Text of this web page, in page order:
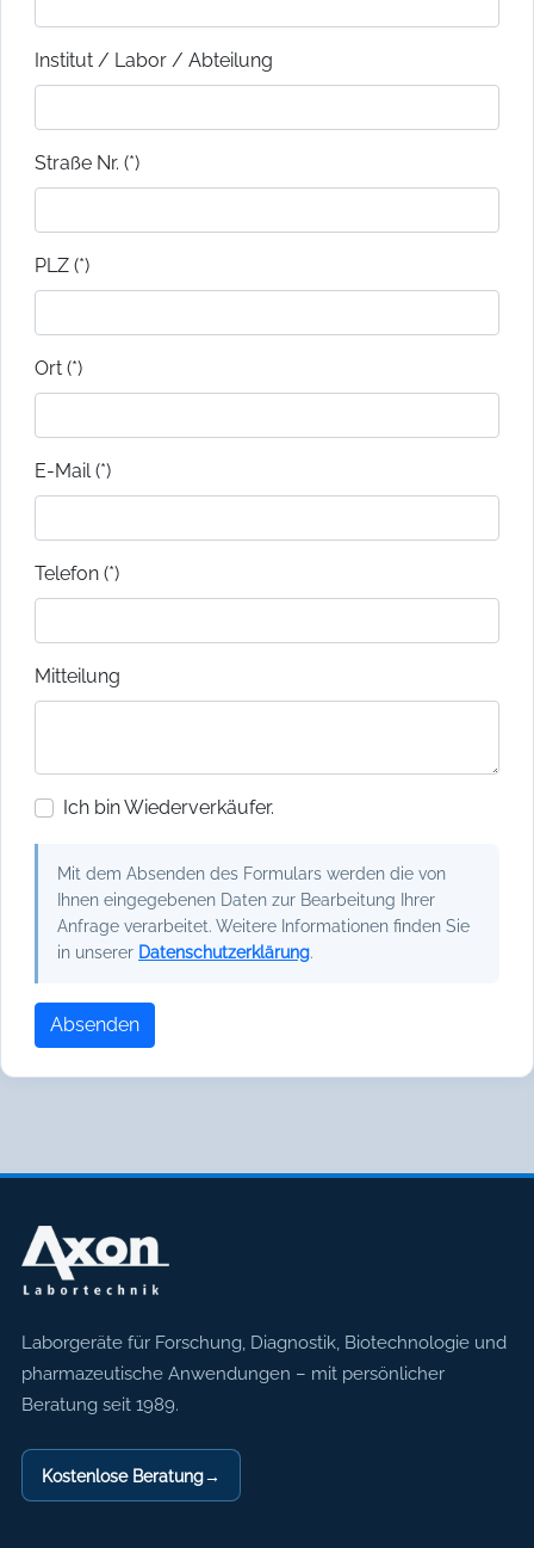
Institut / Labor / Abteilung
Straße Nr. (*)
PLZ (*)
Ort (*)
E-Mail (*)
Telefon (*)
Mitteilung
Ich bin Wiederverkäufer.
Mit dem Absenden des Formulars werden die von
Ihnen eingegebenen Daten zur Bearbeitung Ihrer
Anfrage verarbeitet. Weitere Informationen finden Sie
in unserer Datenschutzerklärung.
Absenden
Axon Labortechnik
Laborgeräte für Forschung, Diagnostik, Biotechnologie und
pharmazeutische Anwendungen – mit persönlicher
Beratung seit 1989.
Kostenlose Beratung→